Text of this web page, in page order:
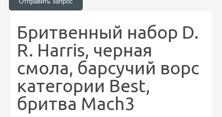
Бритвенный набор D.
R. Harris, черная
смола, барсучий ворс
категории Best,
бритва Mach3